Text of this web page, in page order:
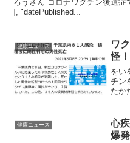
ろうさん コロナワクチン後遺
], "datePublished...
健康ニュース
ワ
怪
をい
チン
たか
た
亡
安全
イン
健康ニュース
心
爆